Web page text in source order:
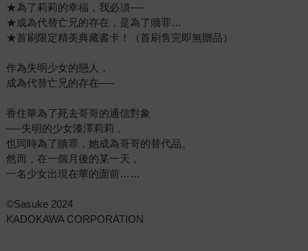
★為了莉莉的幸福，我必須──
★成為代替亡兄的存在，是為了贖罪…
★首刷限定精美典藏書卡！（首刷售完即無贈品）
作為失明少女的戀人，
成為代替亡兄的存在──
香住華為了死去哥哥的通信對象
──失明的少女漆澤莉莉，
也同時為了贖罪，她成為哥哥的替代品。
然而，在一個月後的某一天，
一名少女出現在華的面前……
©Sasuke 2024
KADOKAWA CORPORATION